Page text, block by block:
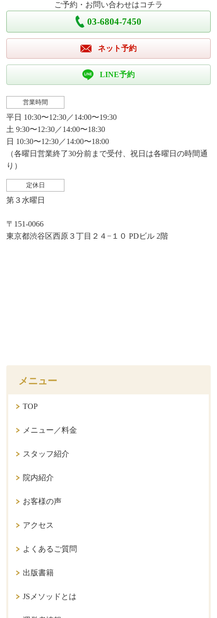
ご予約・お問い合わせはコチラ
03-6804-7450
ネット予約
LINE予約
営業時間
平日 10:30〜12:30／14:00〜19:30
土 9:30〜12:30／14:00〜18:30
日 10:30〜12:30／14:00〜18:00
（各曜日営業終了30分前まで受付、祝日は各曜日の時間通
り）
定休日
第３水曜日
〒151-0066
東京都渋谷区西原３丁目２４−１０ PDビル 2階
メニュー
TOP
メニュー／料金
スタッフ紹介
院内紹介
お客様の声
アクセス
よくあるご質問
出版書籍
JSメソッドとは